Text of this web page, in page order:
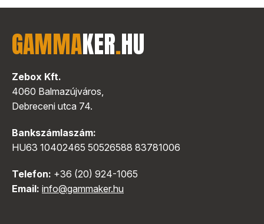
GAMMAKER.HU
Zebox Kft.
4060 Balmazújváros,
Debreceni utca 74.
Bankszámlaszám:
HU63 10402465 50526588 83781006
Telefon: +36 (20) 924-1065
Email: info@gammaker.hu